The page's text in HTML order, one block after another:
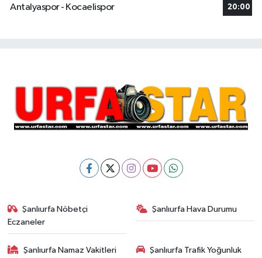
Antalyaspor - Kocaelispor 20:00
Şanlıurfa Nöbetçi
Eczaneler
Şanlıurfa Hava Durumu
Şanlıurfa Namaz Vakitleri
Şanlıurfa Trafik Yoğunluk